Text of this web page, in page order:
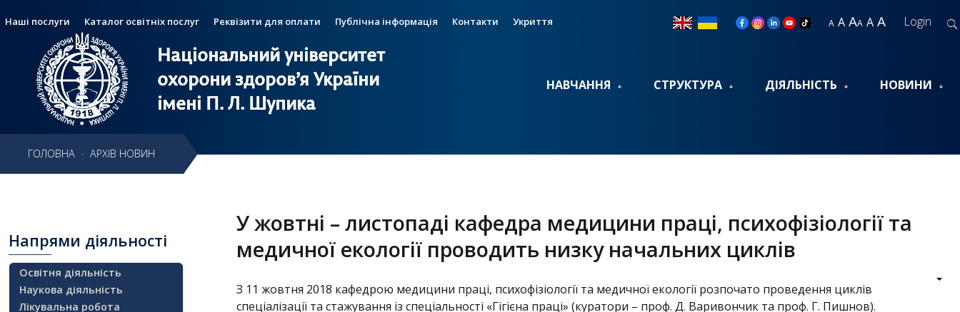
Головнеменю
Головна
Новини
Пошук
Наші послуги Каталог освітніх послуг Реквізити для оплати Публічна інформація Контакти Укриття Login
A A AA A A
НАВЧАННЯ СТРУКТУРА ДІЯЛЬНІСТЬ НОВИНИ
Національний університет
охорони здоров’я України
імені П. Л. Шупика
ГОЛОВНА · АРХІВ НОВИН
У жовтні – листопаді кафедра медицини праці, психофізіології та
медичної екології проводить низку начальних циклів
З 11 жовтня 2018 кафедрою медицини праці, психофізіології та медичної екології розпочато проведення циклів
спеціалізації та стажування із спеціальності «Гігієна праці» (куратори – проф. Д. Варивончик та проф. Г. Пишнов).
Напрями діяльності
Освітня діяльність
Наукова діяльність
Лікувальна робота
Пошук
Національний університет
охорони здоров’я України
імені П. Л. Шупика